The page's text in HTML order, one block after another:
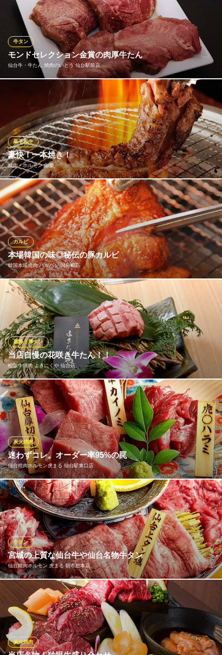
ン中・タン先を部位ごとに最適な厚みでカット。旨味を閉じ込め
る独自の熟成法、外は香ばしく中はジューシーな食感を追求して
います。焼き網で余分な脂を落としつつ、タン本来の旨味と香り
を最大限に引き出します。
仙台牛タン焼肉 横綱
焼肉食べ放題・飲み放題
仙台市営地下鉄南北線勾当台公園駅 徒歩4分
宮城県仙台市青葉区国分町2-12-3 第6吉岡屋ビル 2F
モンドセレクション金賞の肉厚牛たん
仙台牛・牛たん 焼肉のいとう 仙台駅前店
牛タン
モンドセレクション２年連続金賞、ベストお取り寄せ大賞準大
賞、FOOD PROFESSIONAL AWARD３年連続 最高ランク３つ星
など、数々の賞を受賞した焼肉のいとう名物の熟成肉厚牛たんが
焼肉で味わえます。秘伝の味付けに仕上げた、肉厚なのにやわら
かいと評判の牛たんを是非ご賞味ください。
仙台牛・牛たん 焼肉のいとう 仙台駅前店
贅沢ランチに1人焼肉
仙台市営地下鉄南北線仙台駅 徒歩2分
宮城県仙台市青葉区中央1-7-39 THE GATE1F
豪快！一本焼き！
焼肉・ホルモン 伽樂
黒毛和牛
当店おすすめの「一本焼き」は20センチ以上の大きさ！大きいだ
けではなく、黒毛和牛中落ち、国産牛ハラミなので、美味しさも
格別。大きさにも美味しさにも驚きます！
※こちらは夜のみのこだわりです。
焼肉・ホルモン 伽樂
仙台銀座の焼肉屋さん
仙台市営地下鉄南北線仙台駅西1番出口 徒歩3分
宮城県仙台市青葉区中央3-9-14
本場韓国の味◎秘伝の豚カルビ
韓国本場焼肉 ハルバン 国分町店
カルビ
ハルバンにお越しの際は、必ず食べていただきたい逸品「豚カル
ビ」。リピーターの多い大人気メニューで、コースにも必ず入っ
ています。秘伝のタレは調味料やベースなど全て秘密のため、実
際に食べてからのお楽しみ♪辛くはないのでご安心ください。厳選
した豚肉と本場の味付けを、ぜひどうぞ！
韓国本場焼肉 ハルバン 国分町店
POPに味わう韓国焼肉
仙台市営地下鉄南北線勾当台公園駅南3番出口 徒歩5分
宮城県仙台市青葉区国分町2-7-5 KYパークビル1F
当店自慢の花咲き牛たん！！
松阪牛焼肉 よきにくや 仙台店
霜降り厚タン
迫力も美味しさも満点な一品。タン元の一番柔らかく美味しい部
位を使用しております。 牛タン好きには欠かせない一品です！！
松阪牛焼肉 よきにくや 仙台店
A5番松阪牛の焼肉屋
仙台市営地下鉄東西線青葉通一番町駅 徒歩1分
宮城県仙台市青葉区一番町3-3-25 たちばなビル4F
迷わずコレ。オーダー率95%の罠
仙台焼肉ホルモン虎まる 仙台駅東口店
炭火焼肉
メニュー選びで絶対に失敗したくないなら「虎◯盛り合わせ」
を。カルビ・ハラミ・牛タンの最強トリオを一番美味しい状態で
提供します。来店者のほとんどが頼むという事実が裏付ける、間
違いのない選択です。
仙台焼肉ホルモン虎まる 仙台駅東口店
仙台人気の焼肉の新店舗
仙台市営地下鉄東西線宮城野通駅 徒歩1分
宮城県仙台市宮城野区榴岡1-7-1 イーストハイツ1F
宮城の上質な仙台牛や仙台名物牛タン
仙台焼肉ホルモン 虎まる 朝市総本店
牛タン
《宮城の美味を堪能できる焼肉屋》上質な仙台牛や名物牛タンを
贅沢にご用意。仙台牛は柔らかな肉質と豊かな風味が特徴で口の
中でとろけるような味わいをお楽しみいただけます。更にジュー
シーな牛タンは焼き・刺しどちらもご用意！牛タンを香ばしく焼
き上げ絶妙な食感と旨味を引き立てます。宮城の豊かな食文化を
是非！
炭火焼肉